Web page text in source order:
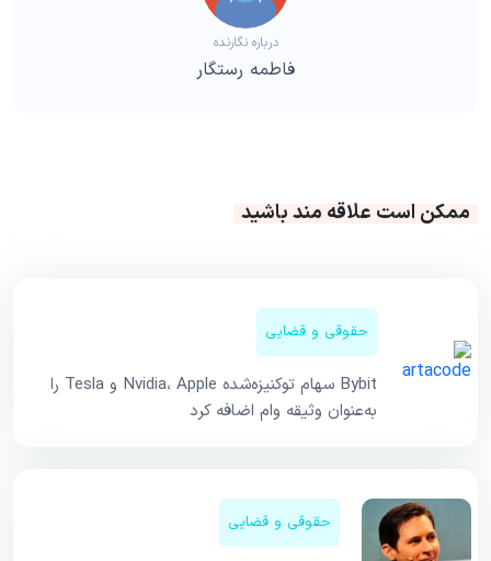
درباره نگارنده
فاطمه رستگار
ممکن است علاقه مند باشید
حقوقی و قضایی
Bybit سهام توکنیزه‌شده Nvidia، Apple و Tesla را
به‌عنوان وثیقه وام اضافه کرد
حقوقی و قضایی